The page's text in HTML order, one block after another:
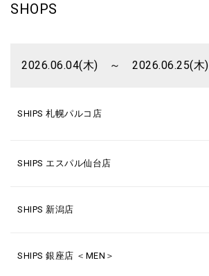
SHOPS
2026.06.04(木) ～ 2026.06.25(木)
SHIPS 札幌パルコ店
SHIPS エスパル仙台店
SHIPS 新潟店
SHIPS 銀座店 ＜MEN＞